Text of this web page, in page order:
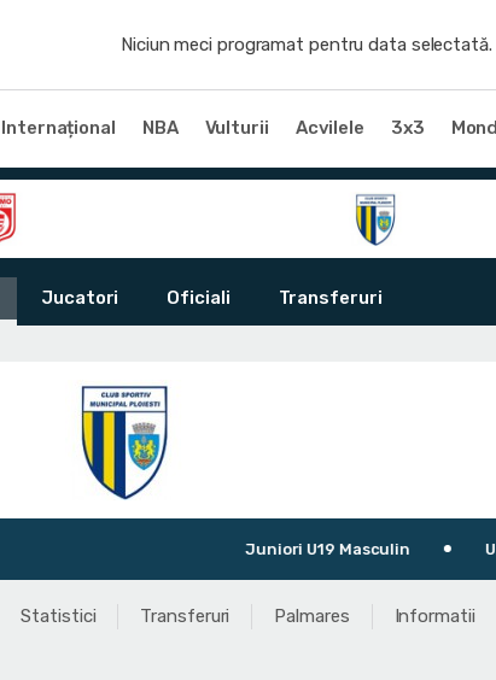
Niciun meci programat pentru data selectată.
Internațional NBA Vulturii Acvilele 3x3
Jucatori Oficiali Transferuri
Juniori U19 Masculin
Statistici Transferuri Palmares Informatii